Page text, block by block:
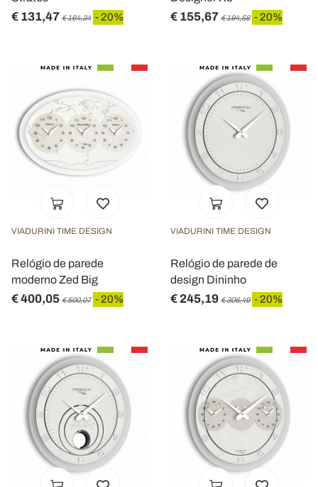
€ 131,47 € 164,34 - 20% € 155,67 € 194,58 - 20%
VIADURINI TIME DESIGN
Relógio de parede
moderno Zed Big
€ 400,05 € 500,07 - 20%
VIADURINI TIME DESIGN
Relógio de parede de
design Dininho
€ 245,19 € 306,49 - 20%